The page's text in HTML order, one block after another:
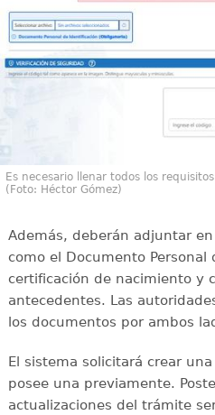
Es necesario llenar todos los
(Foto: Héctor Gómez)
Además, deberán adjuntar
como el Documento Personal
certificación de nacimiento y
antecedentes. Las
los documentos por ambos
El sistema solicitará crear
posee una previamente.
actualizaciones del trámite